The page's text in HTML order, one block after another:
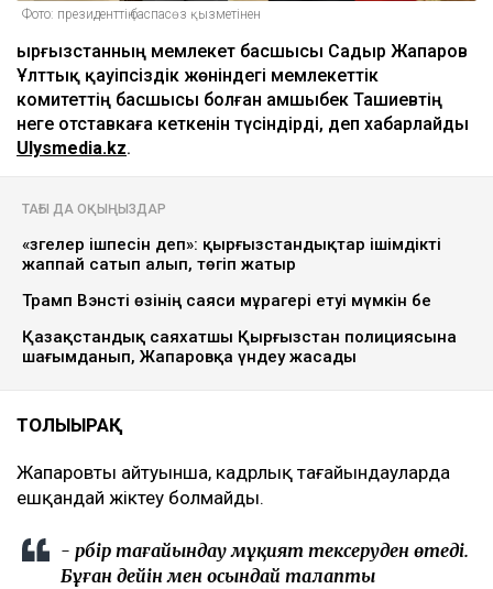
Фото: президенттің баспасөз қызметінен
Қырғызстанның мемлекет басшысы Садыр Жапаров
Ұлттық қауіпсіздік жөніндегі мемлекеттік
комитеттің басшысы болған Қамшыбек Ташиевтің
неге отставкаға кеткенін түсіндірді, деп хабарлайды
Ulysmedia.kz.
ТАҒЫ ДА ОҚЫҢЫЗДАР
«Өзгелер ішпесін деп»: қырғызстандықтар ішімдікті
жаппай сатып алып, төгіп жатыр
Трамп Вэнсті өзінің саяси мұрагері етуі мүмкін бе
Қазақстандық саяхатшы Қырғызстан полициясына
шағымданып, Жапаровқа үндеу жасады
ТОЛЫҒЫРАҚ
Жапаровтың айтуынша, кадрлық тағайындауларда
ешқандай жіктеу болмайды.
- Әрбір тағайындау мұқият тексеруден өтеді.
Бұған дейін мен осындай талапты